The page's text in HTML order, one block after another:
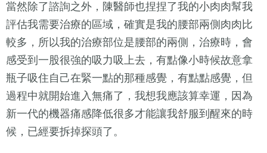
當然除了諮詢之外，陳醫師也捏捏了我的小肉肉幫我
評估我需要治療的區域，確實是我的腰部兩側肉肉比
較多，所以我的治療部位是腰部的兩側，治療時，會
感受到一股很強的吸力吸上去，有點像小時候故意拿
瓶子吸住自己在緊一點的那種感覺，有點點感覺，但
過程中就開始進入無痛了，我想我應該算幸運，因為
新一代的機器痛感降低很多才能讓我舒服到醒來的時
候，已經要拆掉探頭了。